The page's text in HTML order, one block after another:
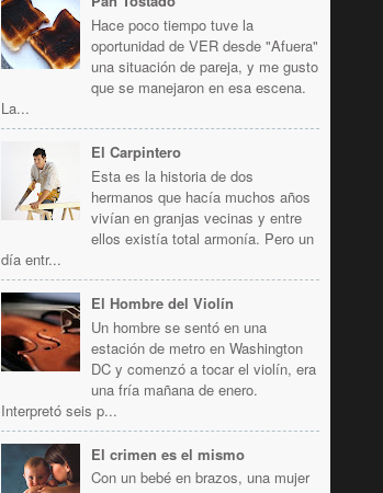
Hace poco tiempo tuve la
oportunidad de VER desde "Afuera"
una situación de pareja, y me gusto
que se manejaron en esa escena.
La...
El Carpintero
Esta es la historia de dos
hermanos que hacía muchos años
vivían en granjas vecinas y entre
ellos existía total armonía. Pero un
día entr...
El Hombre del Violín
Un hombre se sentó en una
estación de metro en Washington
DC y comenzó a tocar el violín, era
una fría mañana de enero.
Interpretó seis p...
El crimen es el mismo
Con un bebé en brazos, una mujer